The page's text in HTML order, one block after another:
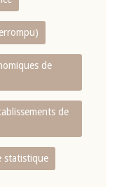
de
de
statistique